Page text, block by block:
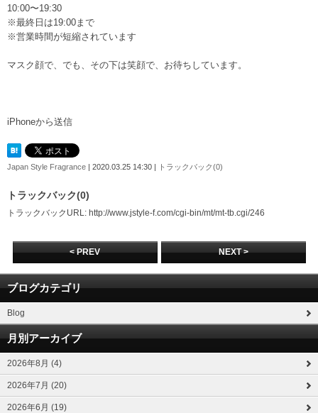
10:00〜19:30
※最終日は19:00まで
※営業時間が短縮されています
マスク顔で、でも、その下は笑顔で、お待ちしています。
iPhoneから送信
Japan Style Fragrance | 2020.03.25 14:30 | トラックバック(0)
トラックバック(0)
トラックバックURL: http://www.jstyle-f.com/cgi-bin/mt/mt-tb.cgi/246
< PREV NEXT >
ブログカテゴリ
Blog
月別アーカイブ
2026年8月 (4)
2026年7月 (20)
2026年6月 (19)